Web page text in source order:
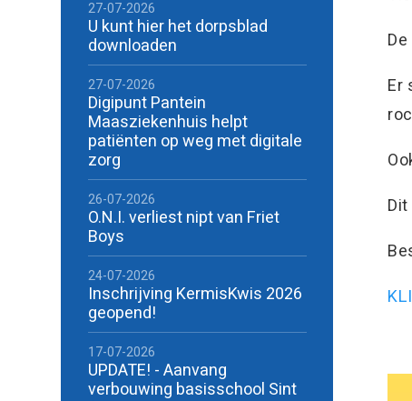
Er
27-07-2026
U kunt hier het dorpsblad
downloaden
27-07-2026
Digipunt Pantein
Maasziekenhuis helpt
patiënten op weg met digitale
zorg
26-07-2026
O.N.I. verliest nipt van Friet
Boys
24-07-2026
Inschrijving KermisKwis 2026
geopend!
17-07-2026
UPDATE! - Aanvang
verbouwing basisschool Sint